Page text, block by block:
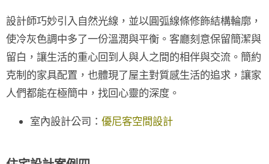
設計師巧妙引入自然光線，並以圓弧線條修飾結構輪廓，
使冷灰色調中多了一份溫潤與平衡。客廳刻意保留簡潔與
留白，讓生活的重心回到人與人之間的相伴與交流。簡約
克制的家具配置，也體現了屋主對質感生活的追求，讓家
人們都能在極簡中，找回心靈的深度。
室內設計公司： 優尼客空間設計